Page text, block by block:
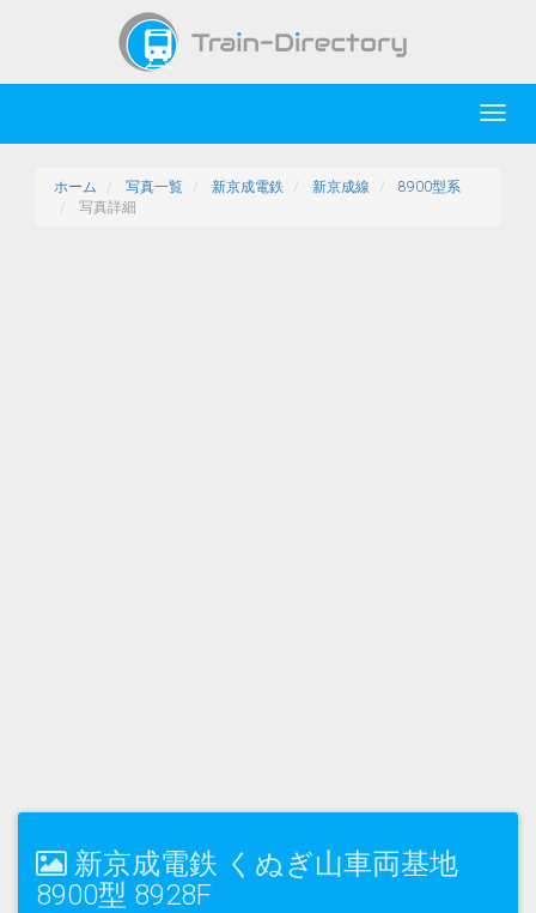
ホーム 写真一覧 新京成電鉄 新京成線
8900型系
写真詳細
新京成電鉄 くぬぎ山車両基地
8900型 8928F